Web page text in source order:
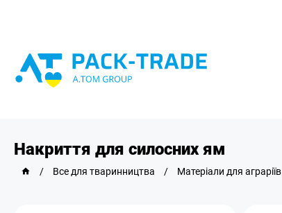
Накриття для силосних ям
/ Все для тваринництва / Матеріали для аграріїв